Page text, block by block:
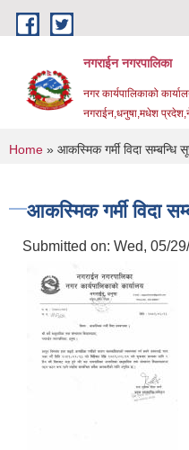
Skip to main content
नगराईन नगरपालिका
नगर कार्यपालिकाको
नगराईन,धनुषा,मधेश
You are here
Home » आकस्मिक गर्मी विदा सम्बन्धि
आकस्मिक गर्मी विदा
Submitted on: Wed, 05/